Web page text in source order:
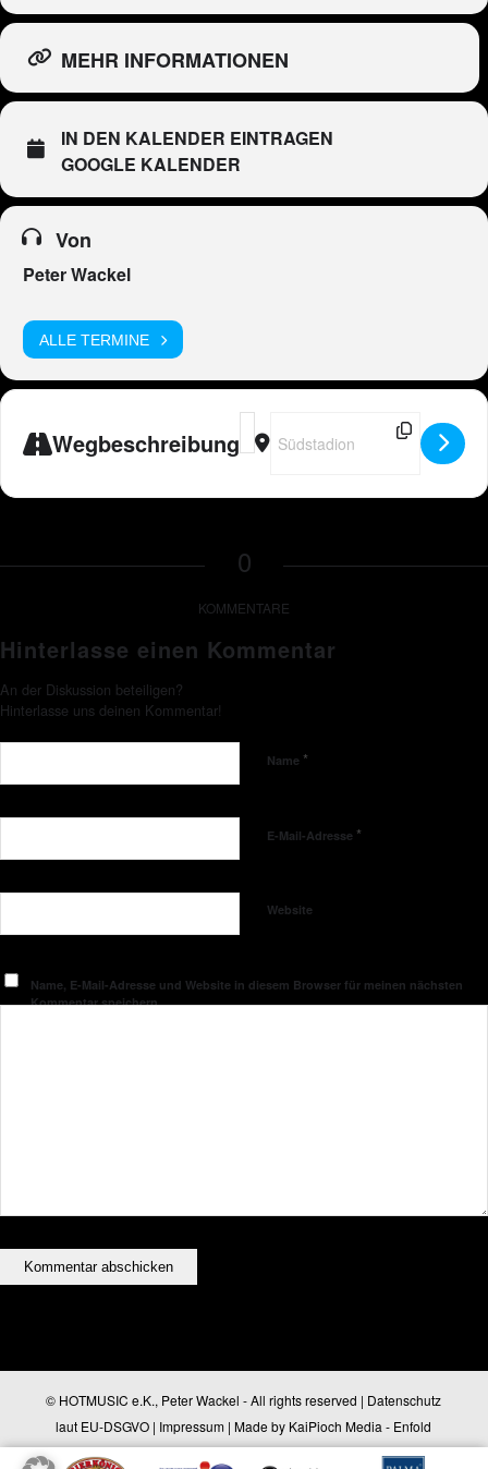
MEHR INFORMATIONEN
IN DEN KALENDER EINTRAGEN
GOOGLE KALENDER
Von
Peter Wackel
ALLE TERMINE
Wegbeschreibung
Address - Peter Wackel LIVE in
Destination Address - Peter
0
KOMMENTARE
Hinterlasse einen Kommentar
An der Diskussion beteiligen?
Hinterlasse uns deinen Kommentar!
Name *
E-Mail-Adresse *
Website
Name, E-Mail-Adresse und Website in diesem Browser für meinen nächsten
Kommentar speichern.
© HOTMUSIC e.K., Peter Wackel - All rights reserved | Datenschutz
laut EU-DSGVO | Impressum | Made by KaiPioch Media - Enfold
WordPress Theme by Kriesi